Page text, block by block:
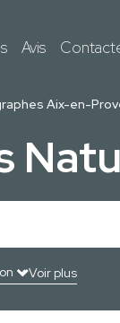
Avis
Aix-en-
Voir plus